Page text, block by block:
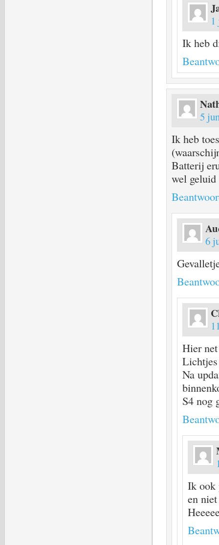
Ik heb
5
Ik heb
Batterij
wel geluid
6
Hier
Lichtjes
Na
S4 nog
Ik ook
en